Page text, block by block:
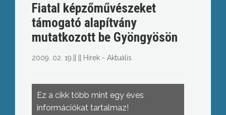
Fiatal képzőművészeket
támogató alapítvány
mutatkozott be Gyöngyösön
2009. 02. 19. Hírek - Aktuális
Ez a cikk több mint egy éves
információkat tartalmaz!